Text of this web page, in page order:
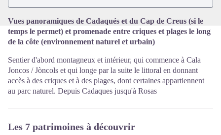
Vues panoramiques de Cadaqués et du Cap de Creus (si le
temps le permet) et promenade entre criques et plages le long
de la côte (environnement naturel et urbain)
Sentier d'abord montagneux et intérieur, qui commence à Cala
Joncos / Jòncols et qui longe par la suite le littoral en donnant
accès à des criques et à des plages, dont certaines appartiennent
au parc naturel. Depuis Cadaques jusqu'à Rosas
Les 7 patrimoines à découvrir